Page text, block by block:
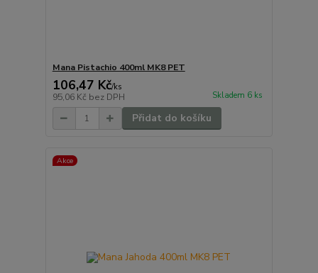
Mana Pistachio 400ml MK8 PET
106,47 Kč/ks
95,06 Kč bez DPH Skladem 6 ks
Přidat do košíku
Akce